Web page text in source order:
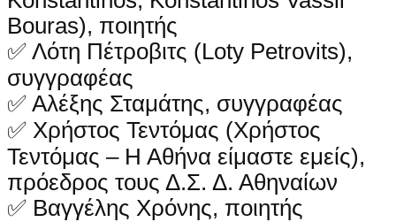
Bouras), ποιητής
✅ Λότη Πέτροβιτς (Loty Petrovits),
συγγραφέας
✅ Αλέξης Σταμάτης, συγγραφέας
✅ Χρήστος Τεντόμας (Χρήστος
Τεντόμας – Η Αθήνα είμαστε εμείς),
πρόεδρος τους Δ.Σ. Δ. Αθηναίων
✅ Βαγγέλης Χρόνης, ποιητής